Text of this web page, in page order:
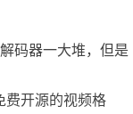
码器一大堆，但是
费开源的视频格